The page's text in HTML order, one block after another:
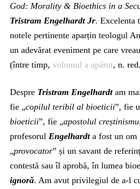
God: Morality & Bioethics in a
Tristram Engelhardt Jr. Excelenta
notele pertinente aparțin teologul
un adevărat eveniment pe care
(între timp, volumul a apărut, n.
Despre Tristram Engelhardtam
fie „copilul teribil al bioeticii”, fie
bioeticii”, fie „apostolul
profesorul Engelhardt a fost un om
„provocator” și un savant de
contestă sau îl aprobă, în lumea
ignoră. Am avut privilegiul de a-l